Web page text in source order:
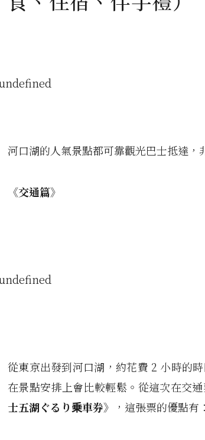
河口湖的人氣景點都可靠觀光巴士抵達，
《交通篇》
從東京出發到河口湖，約花費 2 小時的
在景點安排上會比較輕鬆。從這次在交
士五湖ぐるり乗車券》
，這張票的優點有：